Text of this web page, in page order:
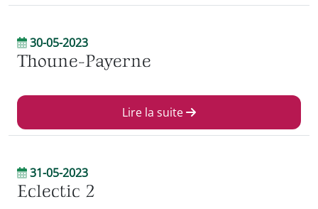
30-05-2023
Thoune-Payerne
Lire la suite
31-05-2023
Eclectic 2